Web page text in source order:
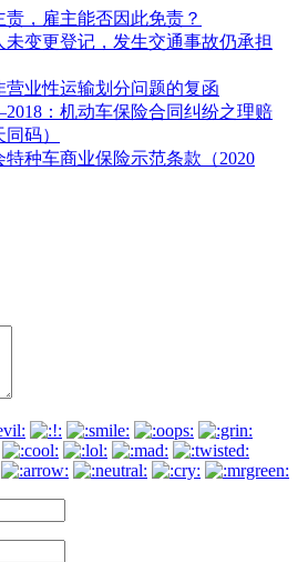
，雇主能否因此免责？
变更登记，发生交通事故仍承担
营业性运输划分问题的复函
：机动车保险合同纠纷之理赔
码）
种车商业保险示范条款（2020